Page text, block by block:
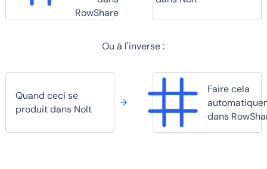
RowShare
Ou à l'inverse :
Quand ceci se
produit dans Nolt
Faire cela
dans